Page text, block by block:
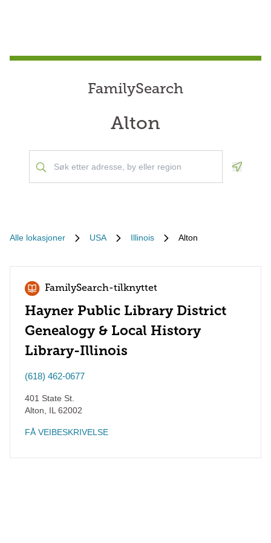
FamilySearch
Alton
Alle lokasjoner USA Illinois Alton
FamilySearch-tilknyttet
Hayner Public Library District
Genealogy & Local History
Library-Illinois
(618) 462-0677
401 State St.
Alton
IL 62002
FÅ VEIBESKRIVELSE